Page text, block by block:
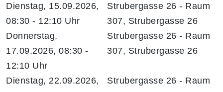
Dienstag, 15.09.2026,
08:30 - 12:10 Uhr
Strubergasse 26 - Raum
307, Strubergasse 26
Donnerstag,
17.09.2026, 08:30 -
12:10 Uhr
Strubergasse 26 - Raum
307, Strubergasse 26
Dienstag, 22.09.2026,
Strubergasse 26 - Raum